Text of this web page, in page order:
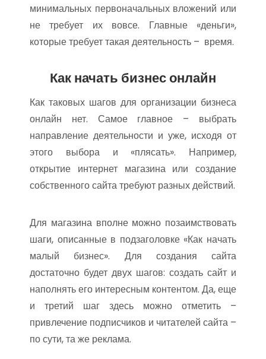
минимальных первоначальных вложений или
не требует их вовсе. Главные «деньги»,
которые требует такая деятельность – время.
Как начать бизнес онлайн
Как таковых шагов для организации бизнеса
онлайн нет. Самое главное – выбрать
направление деятельности и уже, исходя от
этого выбора и «плясать». Например,
открытие интернет магазина или создание
собственного сайта требуют разных действий.
Для магазина вполне можно позаимствовать
шаги, описанные в подзаголовке «Как начать
малый бизнес». Для создания сайта
достаточно будет двух шагов: создать сайт и
наполнять его интересным контентом. Да, еще
и третий шаг здесь можно отметить –
привлечение подписчиков и читателей сайта –
по сути, та же реклама.